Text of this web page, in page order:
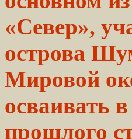
«Север»,
острова
Мировой
осваивать
прошлого